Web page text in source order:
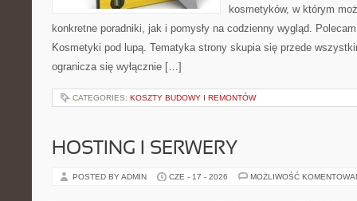
kosmetyków, w którym
konkretne poradniki, jak i pomysły na codzienny wygląd.
Kosmetyki pod lupą. Tematyka strony skupia się przede
ogranicza się wyłącznie […]
CATEGORIES: KOSZTY BUDOWY I REMONTÓW
HOSTING I SERWERY
POSTED BY ADMIN CZE - 17 - 2026 MOŻLIWOŚĆ